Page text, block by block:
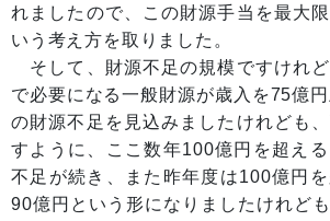
れましたので、この財源手当を最大
いう考え方を取りました。
そして、財源不足の規模ですけれ
で必要になる一般財源が歳入を75億
の財源不足を見込みましたけれども
すように、ここ数年100億円を超え
不足が続き、また昨年度は100億円
90億円という形になりましたけれど